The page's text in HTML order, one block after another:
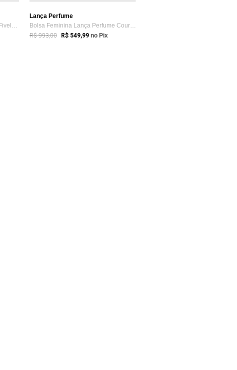
Cinto Feminino Lança Perfume Fivela Dourada Vinho
Lança Perfume
Bolsa Feminina Lança Perfume Couro Textu...
R$ 993,00 R$ 549,99 no Pix